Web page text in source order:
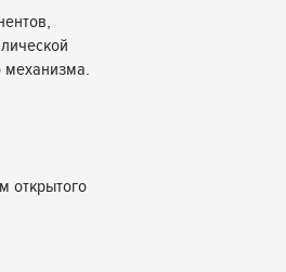
механизма.
открытого